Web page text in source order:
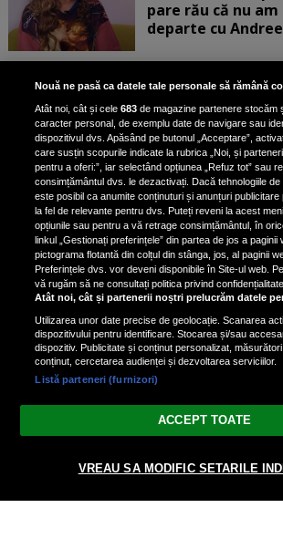
pare rău că nu
departe cu
Scene incredibile!
pus mâna pe
fotografiat al unui
a aruncat la
poliție. Nu mai
Oana Moșneagu,
despre începutul
Gherman: „Eu am
aceasta posibilă
Nouă ne pasă ca datele tale personale să rămână
Atât noi, cât și cele683 de magazine partenere stocăm
caracter personal, de exemplu date de navigare sau
dispozitivul dvs. Apăsând pe butonul „Acceptare”,
care susțin scopurile indicate la rubrica „Noi, și
pentru a oferi:”, iar selectând opțiunea „Refuz tot” sau
consimțământul dvs. le dezactivați. Dacă tehnologiile
este posibil ca anumite conținuturi și anunțuri
la fel de relevante pentru dvs. Puteți reveni la acest
opțiunile sau pentru a vă retrage consimțământul, în
linkul „Gestionați preferințele” din partea de jos a
pictograma flotantă din colțul din stânga, jos, al paginii
Preferințele dvs. vor deveni disponibile în Site-ul web.
vă rugăm să ne consultați politica privind
Atât noi, cât și partenerii noștri prelucrăm datele
Utilizarea unor date precise de geolocație. Scanarea
dispozitivului pentru identificare. Stocarea și/sau
dispozitiv. Publicitate și conținut personalizat,
conținut, cercetarea audienței și dezvoltarea serviciilor.
Listă parteneri (furnizori)
ACCEPT TOATE
VREAU SA MODIFIC SETARILE